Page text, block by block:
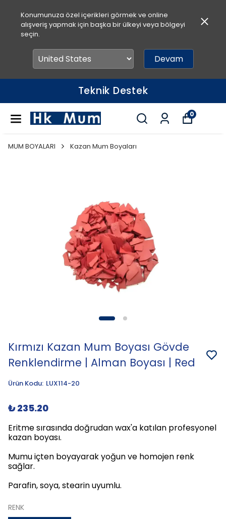
Konumunuza özel içerikleri görmek ve online
alışveriş yapmak için başka bir ülkeyi veya bölgeyi
seçin.
Devam
Teknik Destek
0
MUM BOYALARI Kazan Mum Boyaları
Kırmızı Kazan Mum Boyası Gövde
Renklendirme | Alman Boyası | Red
Ürün Kodu: LUX114-20
₺ 235.20
Eritme sırasında doğrudan wax'a katılan profesyonel
kazan boyası.
Mumu içten boyayarak yoğun ve homojen renk
sağlar.
Parafin, soya, stearin uyumlu.
RENK